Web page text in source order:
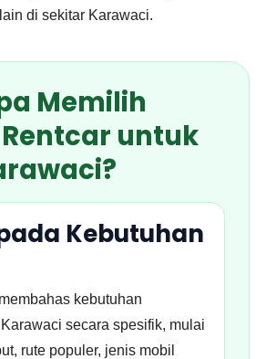
di sekitar Karawaci.
Memilih
untuk
Kebutuhan
kebutuhan
secara spesifik, mulai
rute populer, jenis mobil